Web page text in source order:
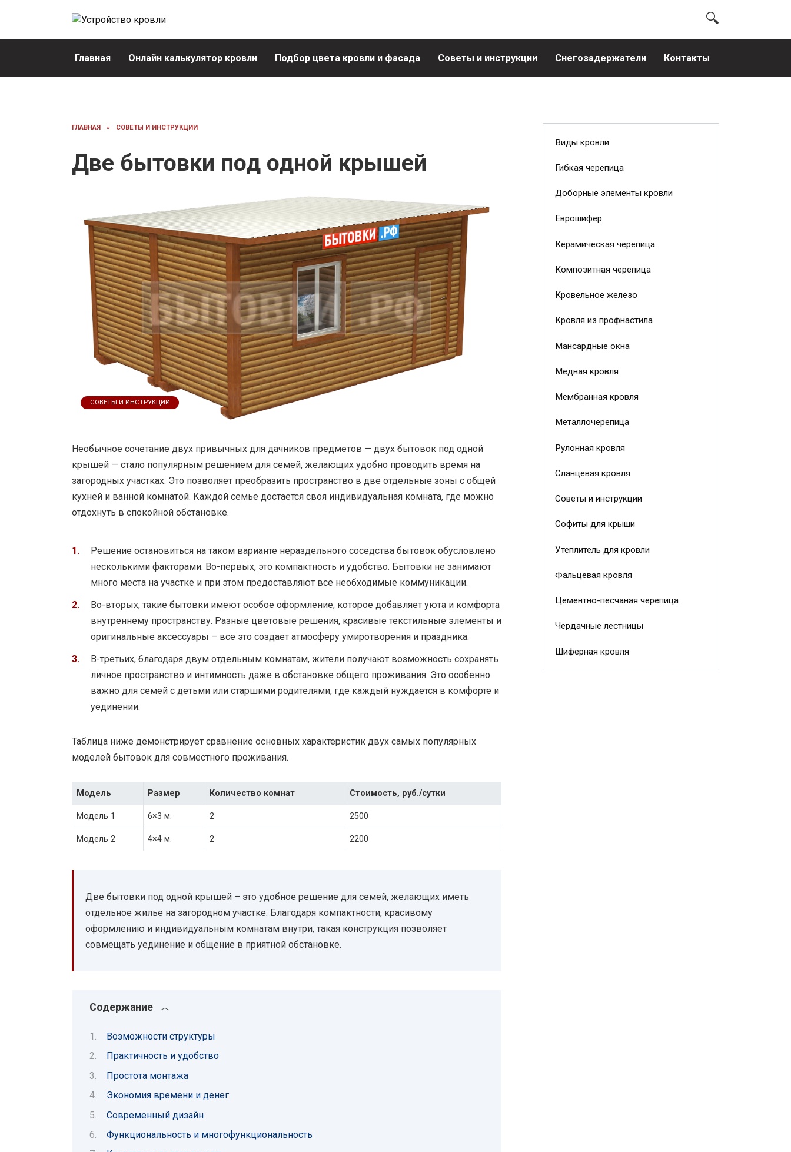
Главная Онлайн калькулятор кровли Подбор цвета кровли и фасада Советы и инструкции Снегозадержатели Контакты
ГЛАВНАЯ » СОВЕТЫ И ИНСТРУКЦИИ
Две бытовки под одной крышей
СОВЕТЫ И ИНСТРУКЦИИ
Необычное сочетание двух привычных для дачников предметов — двух бытовок под одной
крышей — стало популярным решением для семей, желающих удобно проводить время на
загородных участках. Это позволяет преобразить пространство в две отдельные зоны с общей
кухней и ванной комнатой. Каждой семье достается своя индивидуальная комната, где можно
отдохнуть в спокойной обстановке.
Решение остановиться на таком варианте нераздельного соседства бытовок обусловлено
несколькими факторами. Во-первых, это компактность и удобство. Бытовки не занимают
много места на участке и при этом предоставляют все необходимые коммуникации.
Во-вторых, такие бытовки имеют особое оформление, которое добавляет уюта и комфорта
внутреннему пространству. Разные цветовые решения, красивые текстильные элементы и
оригинальные аксессуары – все это создает атмосферу умиротворения и праздника.
В-третьих, благодаря двум отдельным комнатам, жители получают возможность сохранять
личное пространство и интимность даже в обстановке общего проживания. Это особенно
важно для семей с детьми или старшими родителями, где каждый нуждается в комфорте и
уединении.
Таблица ниже демонстрирует сравнение основных характеристик двух самых популярных
моделей бытовок для совместного проживания.
Модель Размер Количество комнат Стоимость, руб./сутки
Модель 1 6×3 м. 2 2500
Модель 2 4×4 м. 2 2200
Две бытовки под одной крышей – это удобное решение для семей, желающих иметь
отдельное жилье на загородном участке. Благодаря компактности, красивому
оформлению и индивидуальным комнатам внутри, такая конструкция позволяет
совмещать уединение и общение в приятной обстановке.
Содержание
Возможности структуры
Практичность и удобство
Простота монтажа
Экономия времени и денег
Современный дизайн
Функциональность и многофункциональность
Виды кровли
Гибкая черепица
Доборные элементы кровли
Еврошифер
Керамическая черепица
Композитная черепица
Кровельное железо
Кровля из профнастила
Мансардные окна
Медная кровля
Мембранная кровля
Металлочерепица
Рулонная кровля
Сланцевая кровля
Советы и инструкции
Софиты для крыши
Утеплитель для кровли
Фальцевая кровля
Цементно-песчаная черепица
Чердачные лестницы
Шиферная кровля